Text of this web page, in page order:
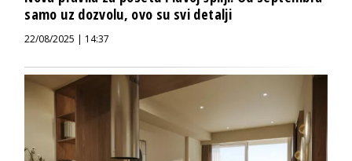
samo uz dozvolu, ovo su svi detalji
22/08/2025 | 14:37